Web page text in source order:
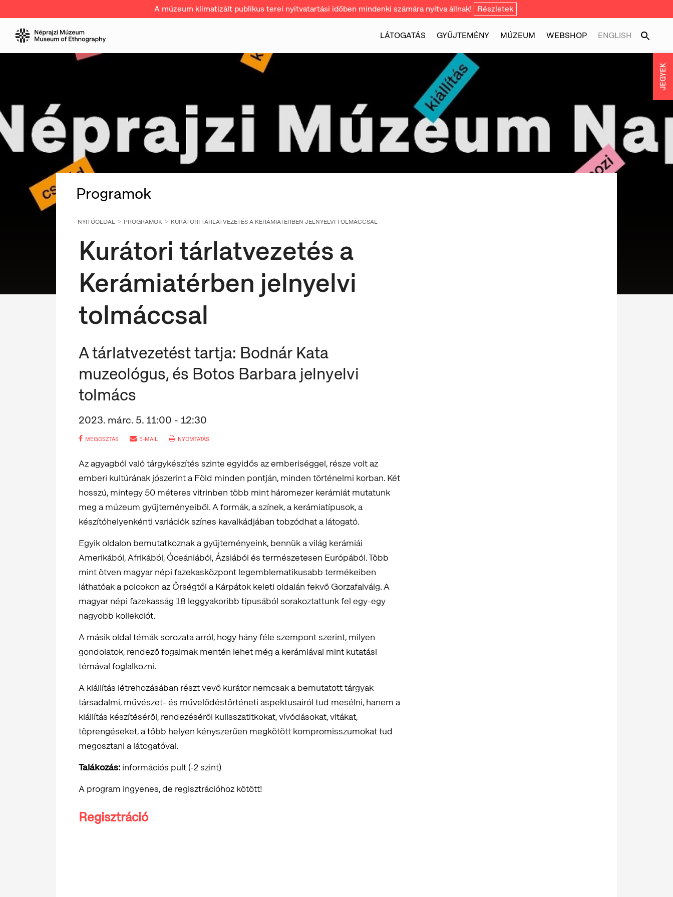
A múzeum klimatizált publikus terei nyitvatartási időben mindenki számára nyitva állnak! Részletek
LÁTOGATÁS GYŰJTEMÉNY MÚZEUM WEBSHOP ENGLISH
Programok
NYITÓOLDAL PROGRAMOK KURÁTORI TÁRLATVEZETÉS A KERÁMIATÉRBEN JELNYELVI TOLMÁCCSAL
Kurátori tárlatvezetés a
Kerámiatérben jelnyelvi
tolmáccsal
A tárlatvezetést tartja: Bodnár Kata
muzeológus, és Botos Barbara jelnyelvi
tolmács
2023. márc. 5. 11:00 - 12:30
MEGOSZTÁS E-MAIL NYOMTATÁS
Az agyagból való tárgykészítés szinte egyidős az emberiséggel, része volt az
emberi kultúrának jószerint a Föld minden pontján, minden történelmi korban. Két
hosszú, mintegy 50 méteres vitrinben több mint háromezer kerámiát mutatunk
meg a múzeum gyűjteményeiből. A formák, a színek, a kerámiatípusok, a
készítóhelyenkénti variációk színes kavalkádjában tobzódhat a látogató.
Egyik oldalon bemutatkoznak a gyűjteményeink, bennük a világ kerámiái
Amerikából, Afrikából, Óceániából, Ázsiából és természetesen Európából. Több
mint ötven magyar népi fazekasközpont legemblematikusabb termékeiben
láthatóak a polcokon az Őrségtől a Kárpátok keleti oldalán fekvő Gorzafalváig. A
magyar népi fazekasság 18 leggyakoribb típusából sorakoztattunk fel egy-egy
nagyobb kollekciót.
A másik oldal témák sorozata arról, hogy hány féle szempont szerint, milyen
gondolatok, rendező fogalmak mentén lehet még a kerámiával mint kutatási
témával foglalkozni.
A kiállítás létrehozásában részt vevő kurátor nemcsak a bemutatott tárgyak
társadalmi, művészet- és művelődéstörténeti aspektusairól tud mesélni, hanem a
kiállítás készítéséről, rendezéséről kulisszatitkokat, vívódásokat, vitákat,
töprengéseket, a több helyen kényszerűen megkötött kompromisszumokat tud
megosztani a látogatóval.
Talákozás: információs pult (-2 szint)
A program ingyenes, de regisztrációhoz kötött!
Regisztráció
JEGYEK